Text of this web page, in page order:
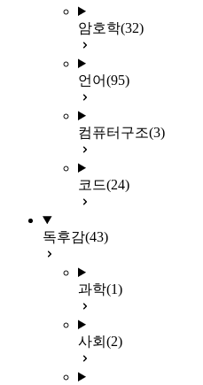
암호학(32)
언어(95)
컴퓨터구조(3)
코드(24)
독후감(43)
과학(1)
사회 (2)